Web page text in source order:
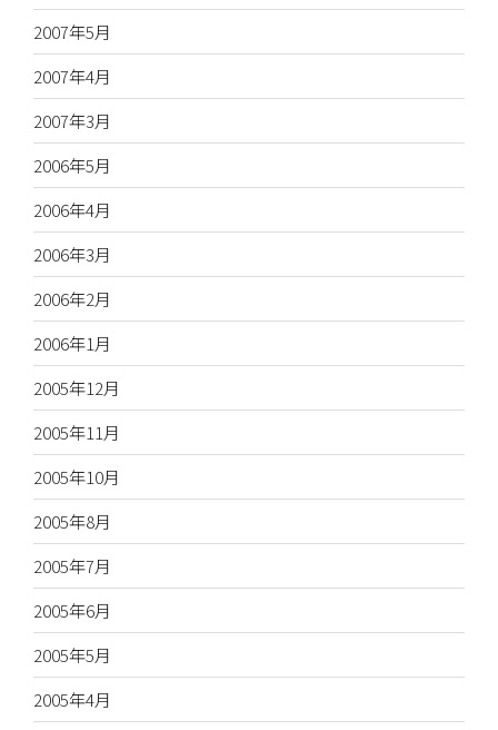
2007年5月
2007年4月
2007年3月
2006年5月
2006年4月
2006年3月
2006年2月
2006年1月
2005年12月
2005年11月
2005年10月
2005年8月
2005年7月
2005年6月
2005年5月
2005年4月